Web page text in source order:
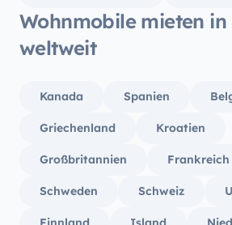
Wohnmobile mieten
weltweit
Kanada Spanien
Griechenland Kroatien
Großbritannien Frankreich
Schweden Schweiz